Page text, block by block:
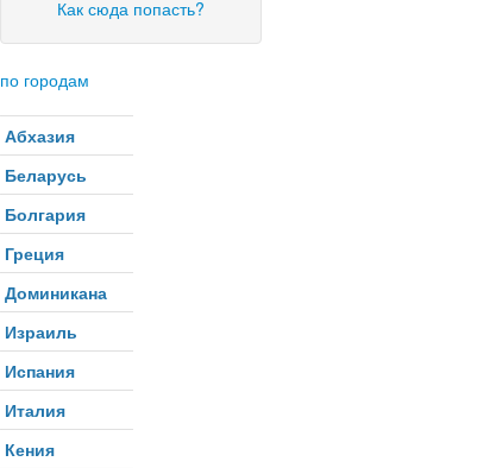
Как сюда попасть?
по городам
Абхазия
Беларусь
Болгария
Греция
Доминикана
Израиль
Испания
Италия
Кения